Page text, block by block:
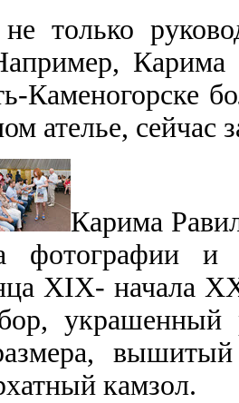
только
Каменогорске
ателье, сейчас
Карима
фотографии
ХIХ- начала
камзол.